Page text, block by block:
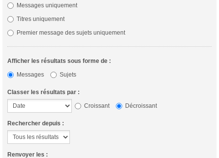
Messages uniquement
Titres uniquement
Premier message des sujets uniquement
Afficher les résultats sous forme de :
Messages
Sujets
Classer les résultats par :
Croissant
Décroissant
Rechercher depuis :
Renvoyer les :